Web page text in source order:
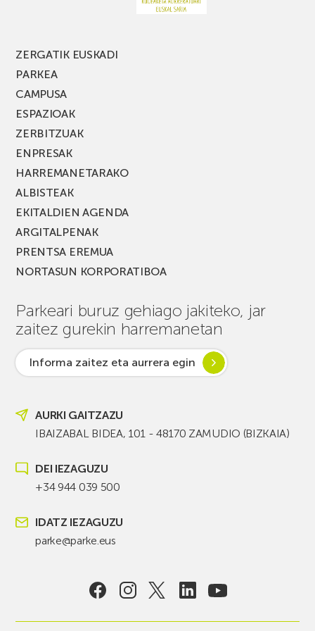
ZERGATIK EUSKADI
PARKEA
CAMPUSA
ESPAZIOAK
ZERBITZUAK
ENPRESAK
HARREMANETARAKO
ALBISTEAK
EKITALDIEN AGENDA
ARGITALPENAK
PRENTSA EREMUA
NORTASUN KORPORATIBOA
Parkeari buruz gehiago jakiteko, jar
zaitez gurekin harremanetan
Informa zaitez eta aurrera egin
AURKI GAITZAZU
IBAIZABAL BIDEA, 101 - 48170 ZAMUDIO (BIZKAIA)
DEI IEZAGUZU
+34 944 039 500
IDATZ IEZAGUZU
parke@parke.eus